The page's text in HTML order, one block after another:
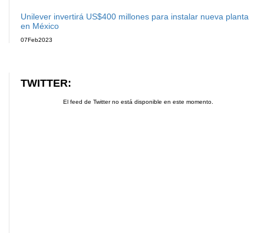
Unilever invertirá US$400 millones para instalar nueva planta
en México
07Feb2023
TWITTER:
El feed de Twitter no está disponible en este momento.